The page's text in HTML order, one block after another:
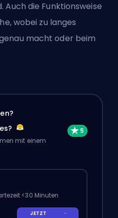
Auch die Funktionsweise
wobei zu langes
macht oder beim
mit einem
<30 Minuten
JETZT
-